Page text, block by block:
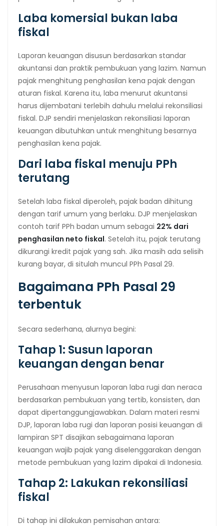
Laba komersial bukan laba
fiskal
Laporan keuangan disusun berdasarkan standar
akuntansi dan praktik pembukuan yang lazim. Namun
pajak menghitung penghasilan kena pajak dengan
aturan fiskal. Karena itu, laba menurut akuntansi
harus dijembatani terlebih dahulu melalui rekonsiliasi
fiskal. DJP sendiri menjelaskan rekonsiliasi laporan
keuangan dibutuhkan untuk menghitung besarnya
penghasilan kena pajak.
Dari laba fiskal menuju PPh
terutang
Setelah laba fiskal diperoleh, pajak badan dihitung
dengan tarif umum yang berlaku. DJP menjelaskan
contoh tarif PPh badan umum sebagai 22% dari
penghasilan neto fiskal. Setelah itu, pajak terutang
dikurangi kredit pajak yang sah. Jika masih ada selisih
kurang bayar, di situlah muncul PPh Pasal 29.
Bagaimana PPh Pasal 29
terbentuk
Secara sederhana, alurnya begini:
Tahap 1: Susun laporan
keuangan dengan benar
Perusahaan menyusun laporan laba rugi dan neraca
berdasarkan pembukuan yang tertib, konsisten, dan
dapat dipertanggungjawabkan. Dalam materi resmi
DJP, laporan laba rugi dan laporan posisi keuangan di
lampiran SPT disajikan sebagaimana laporan
keuangan wajib pajak yang diselenggarakan dengan
metode pembukuan yang lazim dipakai di Indonesia.
Tahap 2: Lakukan rekonsiliasi
fiskal
Di tahap ini dilakukan pemisahan antara: